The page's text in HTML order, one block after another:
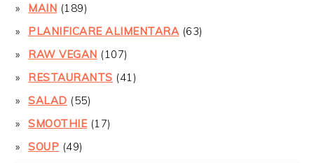
MAIN (189)
PLANIFICARE ALIMENTARA(63)
RAW VEGAN (107)
RESTAURANTS (41)
SALAD (55)
SMOOTHIE(17)
SOUP (49)